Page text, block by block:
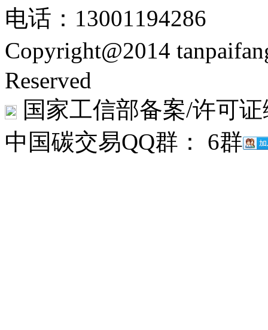
电话：13001194286
Copyright@2014
Reserved
国家工信部备案/许可
中国碳交易QQ群： 6群